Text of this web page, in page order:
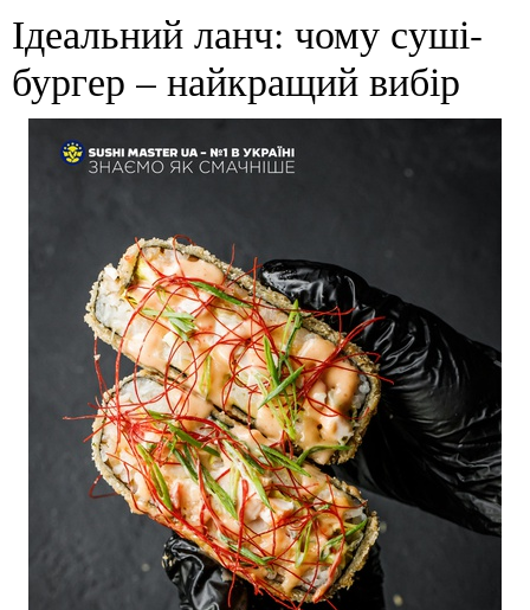
Ідеальний ланч: чому суші-
бургер – найкращий вибір